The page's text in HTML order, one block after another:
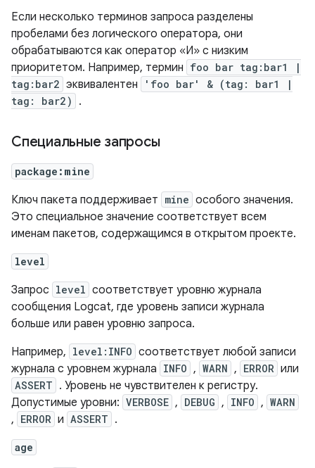
Если несколько терминов запроса разделены
пробелами без логического оператора, они
обрабатываются как оператор «И» с низким
приоритетом. Например, термин foo bar tag:bar1 |
tag:bar2 эквивалентен
'foo bar' & (tag: bar1 |
tag: bar2)
.
Специальные запросы
package:mine
Ключ пакета поддерживает mine особого значения.
Это специальное значение соответствует всем
именам пакетов, содержащимся в открытом проекте.
level
Запрос level соответствует уровню журнала
сообщения Logcat, где уровень записи журнала
больше или равен уровню запроса.
Например, level:INFO соответствует любой записи
журнала с уровнем журнала INFO , WARN , ERROR или
ASSERT . Уровень не чувствителен к регистру.
Допустимые уровни: VERBOSE , DEBUG , INFO , WARN
, ERROR и ASSERT .
age